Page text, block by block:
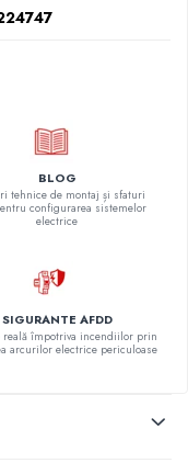
BLOG
tehnice de montaj și sfaturi
configurarea sistemelor
electrice
SIGURANTE AFDD
reală împotriva incendiilor prin
arcurilor electrice periculoase